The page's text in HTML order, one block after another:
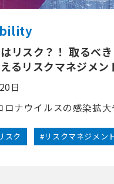
リスク？！ 取るべ
るリスクマネジメン
日
ロナウイルスの感染拡
スク #リスクマネジメント